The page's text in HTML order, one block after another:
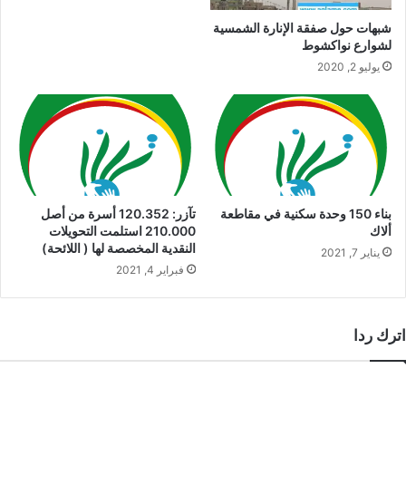
شبهات حول صفقة الإنارة الشمسية
لشوارع نواكشوط
يوليو 2, 2020
بناء 150 وحدة سكنية في مقاطعة
ألاك
يناير 7, 2021
تآزر: 120.352 أسرة من أصل
210.000 استلمت التحويلات
النقدية المخصصة لها ( اللائحة)
فبراير 4, 2021
اترك ردا